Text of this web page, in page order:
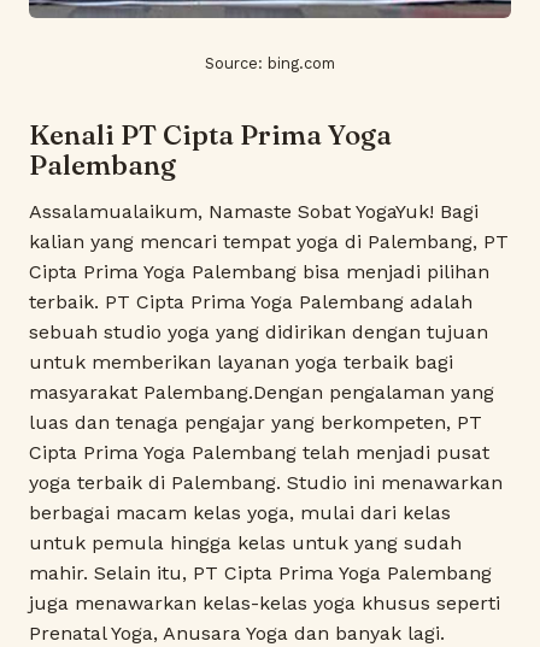
Source: bing.com
Kenali PT Cipta Prima Yoga
Palembang
Assalamualaikum, Namaste Sobat YogaYuk! Bagi
kalian yang mencari tempat yoga di Palembang, PT
Cipta Prima Yoga Palembang bisa menjadi pilihan
terbaik. PT Cipta Prima Yoga Palembang adalah
sebuah studio yoga yang didirikan dengan tujuan
untuk memberikan layanan yoga terbaik bagi
masyarakat Palembang.Dengan pengalaman yang
luas dan tenaga pengajar yang berkompeten, PT
Cipta Prima Yoga Palembang telah menjadi pusat
yoga terbaik di Palembang. Studio ini menawarkan
berbagai macam kelas yoga, mulai dari kelas
untuk pemula hingga kelas untuk yang sudah
mahir. Selain itu, PT Cipta Prima Yoga Palembang
juga menawarkan kelas-kelas yoga khusus seperti
Prenatal Yoga, Anusara Yoga dan banyak lagi.